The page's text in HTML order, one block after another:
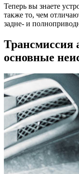
Теперь вы знаете
также то, чем
задне- и
Трансмиссия
основные